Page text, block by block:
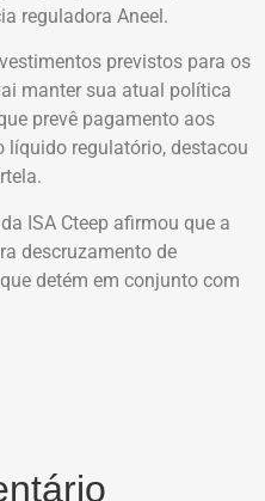
reguladora Aneel.
previstos para os
manter sua atual política
prevê pagamento aos
líquido regulatório, destacou
ISA Cteep afirmou que a
descruzamento de
detém em conjunto com